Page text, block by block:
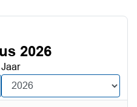
2026
Jaar